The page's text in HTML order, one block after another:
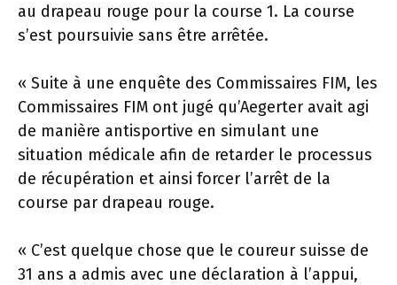
au drapeau rouge pour la course 1. La course
s’est poursuivie sans être arrêtée.
« Suite à une enquête des Commissaires FIM, les
Commissaires FIM ont jugé qu’Aegerter avait agi
de manière antisportive en simulant une
situation médicale afin de retarder le processus
de récupération et ainsi forcer l’arrêt de la
course par drapeau rouge.
« C’est quelque chose que le coureur suisse de
31 ans a admis avec une déclaration à l’appui,